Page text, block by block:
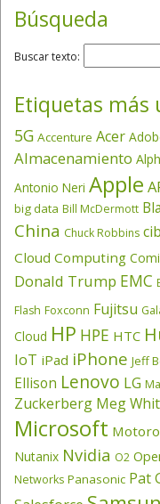
Búsqueda
Buscar texto:
Etiquetas más
5G Accenture Acer
Almacenamiento
Antonio Neri Apple
big data Bill McDermott
China Chuck Robbins
Cloud Computing
Donald Trump EMC
Flash Foxconn Fujitsu
Cloud HP HPE HTC
IoT iPad iPhone Jeff
Ellison Lenovo LG
Zuckerberg Meg
Microsoft
Nutanix Nvidia O2
Networks Panasonic Pat